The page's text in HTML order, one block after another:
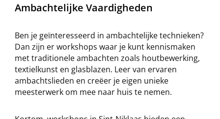
Ambachtelijke Vaardigheden
Ben je geïnteresseerd in ambachtelijke technieken?
Dan zijn er workshops waar je kunt kennismaken
met traditionele ambachten zoals houtbewerking,
textielkunst en glasblazen. Leer van ervaren
ambachtslieden en creëer je eigen unieke
meesterwerk om mee naar huis te nemen.